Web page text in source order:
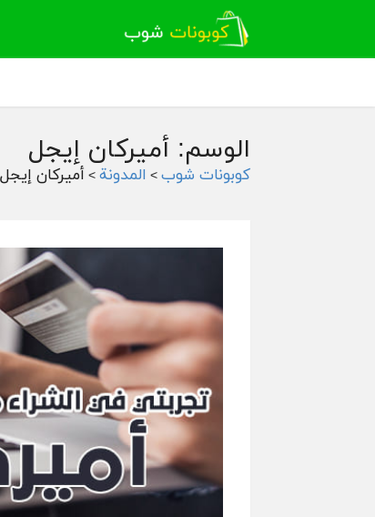
الوسم: أميركان إيجل
كوبونات شوب > المدونة > أميركان إيجل